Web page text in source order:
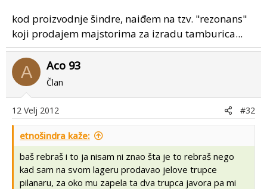
kod proizvodnje šindre, naiđem na tzv. "rezonans"
koji prodajem majstorima za izradu tamburica...
A Aco 93
Član
12 Velj 2012 #32
etnošindra kaže:
baš rebraš i to ja nisam ni znao šta je to rebraš nego
kad sam na svom lageru prodavao jelove trupce
pilanaru, za oko mu zapela ta dva trupca javora pa mi